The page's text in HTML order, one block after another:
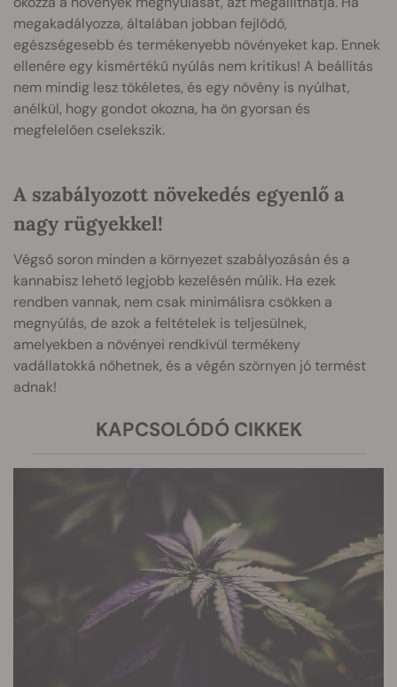
megakadályozza, általában jobban fejlődő,
egészségesebb és termékenyebb növényeket kap. Ennek
ellenére egy kismértékű nyúlás nem kritikus! A beállítás
nem mindig lesz tökéletes, és egy növény is nyúlhat,
anélkül, hogy gondot okozna, ha ön gyorsan és
megfelelően cselekszik.
A szabályozott növekedés egyenlő a
nagy rügyekkel!
Végső soron minden a környezet szabályozásán és a
kannabisz lehető legjobb kezelésén múlik. Ha ezek
rendben vannak, nem csak minimálisra csökken a
megnyúlás, de azok a feltételek is teljesülnek,
amelyekben a növényei rendkívül termékeny
vadállatokká nőhetnek, és a végén szörnyen jó termést
adnak!
KAPCSOLÓDÓ CIKKEK